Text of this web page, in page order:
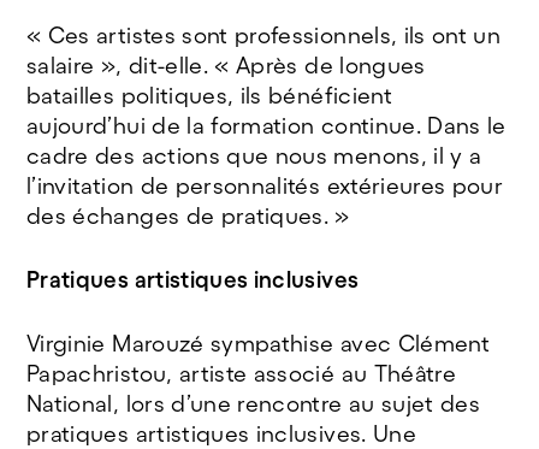
« Ces artistes sont professionnels, ils ont un
salaire », dit-elle. « Après de longues
batailles politiques, ils bénéficient
aujourd’hui de la formation continue. Dans le
cadre des actions que nous menons, il y a
l’invitation de personnalités extérieures pour
des échanges de pratiques. »
Pratiques artistiques inclusives
Virginie Marouzé sympathise avec Clément
Papachristou, artiste associé au Théâtre
National, lors d’une rencontre au sujet des
pratiques artistiques inclusives. Une